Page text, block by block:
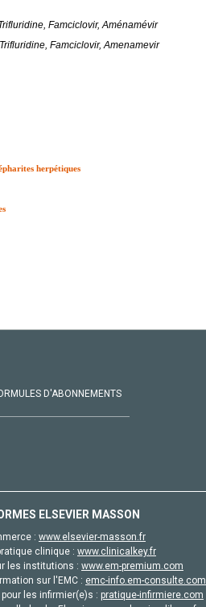
Famciclovir, Aménamévir
Famciclovir, Amenamevir
herpétiques
D'ABONNEMENTS
ELSEVIER MASSON
: www.elsevier-masson.fr
clinique : www.clinicalkey.fr
les institutions : www.em-premium.com
sur l'EMC : emc-info.em-consulte.com
pour les infirmier(e)s : pratique-infirmiere.com